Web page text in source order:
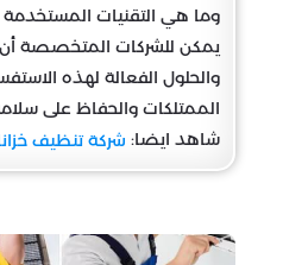
وما هي التقنيات
يمكن للشركات المتخصصة أن
والحلول الفعالة لهذه
الممتلكات والحفاظ على
شاهد ايضا: شركة تنظيف